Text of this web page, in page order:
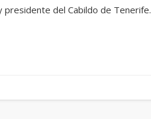
presidente del Cabildo de Tenerife.